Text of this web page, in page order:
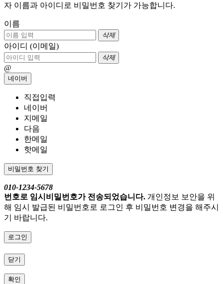
자 이름과 아이디로 비밀번호 찾기가 가능합니다.
이름
삭제
아이디 (이메일)
삭제
@
네이버
직접입력
네이버
지메일
다음
한메일
핫메일
비밀번호 찾기
010-1234-5678
번호로 임시비밀번호가 전송되었습니다. 개인정보 보안을 위
해 임시 발급된 비밀번호로 로그인 후 비밀번호 변경을 해주시
기 바랍니다.
로그인
닫기
확인